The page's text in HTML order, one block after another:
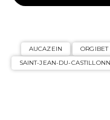
AUCAZEIN ORGIBET
SAINT-JEAN-DU-